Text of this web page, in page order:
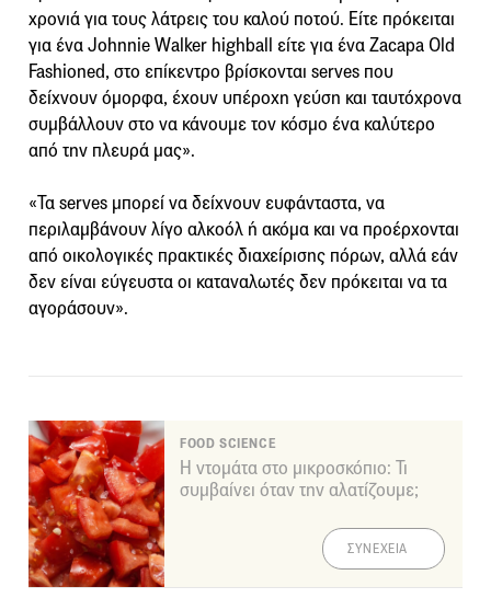
χρονιά για τους λάτρεις του καλού ποτού. Είτε πρόκειται
για ένα Johnnie Walker highball είτε για ένα Zacapa Old
Fashioned, στο επίκεντρο βρίσκονται serves που
δείχνουν όμορφα, έχουν υπέροχη γεύση και ταυτόχρονα
συμβάλλουν στο να κάνουμε τον κόσμο ένα καλύτερο
από την πλευρά μας».
«Τα serves μπορεί να δείχνουν ευφάνταστα, να
περιλαμβάνουν λίγο αλκοόλ ή ακόμα και να προέρχονται
από οικολογικές πρακτικές διαχείρισης πόρων, αλλά εάν
δεν είναι εύγευστα οι καταναλωτές δεν πρόκειται να τα
αγοράσουν».
FOOD SCIENCE
Η ντομάτα στο μικροσκόπιο: Τι
συμβαίνει όταν την αλατίζουμε;
ΣΥΝΕΧΕΙΑ